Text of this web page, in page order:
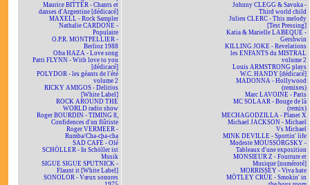
Maurice BITTER - Chants et
danses d'Argentine [dédicacé]
MAXELL - Rock Sampler
Nathalie CARDONE -
Populaire
O.P.R. MONTPELLIER -
Berlioz 1988
Ofra HAZA - Love song
Patti FLYNN - With love to you
[dédicacé]
POLYDOR - les géants de l'été
volume 2
RICKY AMIGOS - Delirios
[White Label]
ROCK AROUND THE
WORLD radio show
Roger BOURDIN - TIMING 8,
Confidences d'un flûtiste
Roger VERMEER -
Rumba/Cha-cha-cha
SAD CAFÉ - Olé
SCHÖLLER - In Schöller ist
Musik
SIGUE SIGUE SPUTNICK -
Flaunt it [White Label]
SONOLOR - Vœux sonores
Johnny CLEGG & Savuka -
Third world child
Julien CLERC - This melody
[Test Pressing]
Katia & Marielle LABEQUE -
Gershwin
KILLING JOKE - Revelations
les ENFANTS du MISTRAL
volume 2
Louis ARMSTRONG plays
W.C. HANDY [dédicacé]
MADONNA - Hollywood
(remixes)
Marc LAVOINE - Paris
MC SOLAAR - Bouge de là
(remix)
MECHAGODZILLA - Planet X
Michael JACKSON - Michael
Vs Michael
MINK DEVILLE - Sportin' life
Modeste MOUSSORGSKY -
Tableaux d'une exposition
MONSIEUR Z - Fourrure et
Musique [numéroté]
MORRISSEY - Viva hate
MÖTLEY CRÜE - Smokin' in